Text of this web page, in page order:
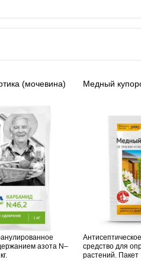
(мочевина)
азота N–
Медный
средство для
растений. Пакет